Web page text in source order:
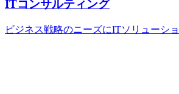
ITコンサルティング
ビジネス戦略のニーズにITソリューシ